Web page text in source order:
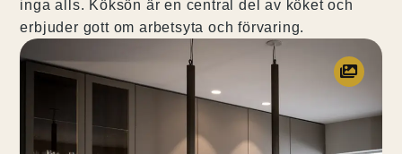
inga alls. Köksön är en central del av köket och
erbjuder gott om arbetsyta och förvaring.